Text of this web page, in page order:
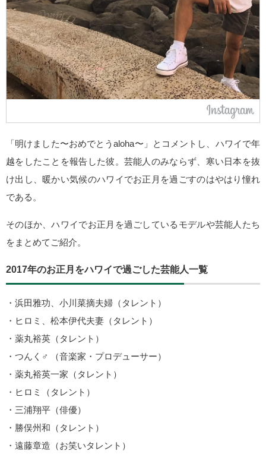
「明けました〜おめでとうaloha〜」とコメントし、ハワイで年
越をしたことを報告した彼。芸能人のみならず、寒い日本を抜
け出し、暖かい気候のハワイでお正月を過ごすのはやはり憧れ
である。
そのほか、ハワイでお正月を過ごしているモデルや芸能人たち
をまとめてご紹介。
2017年のお正月をハワイで過ごした芸能人一覧
・浜田雅功、小川菜摘夫婦（タレント）
・ヒロミ、松本伊代夫妻（タレント）
・薬丸裕英（タレント）
・つんく♂ （音楽家・プロデューサー）
・薬丸裕英一家（タレント）
・ヒロミ（タレント）
・三浦翔平（俳優）
・勝俣州和（タレント）
・遠藤章造（お笑いタレント）